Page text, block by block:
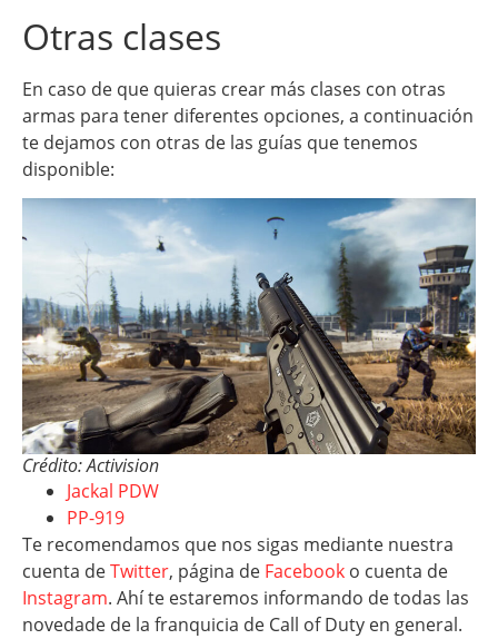
Otras clases
En caso de que quieras crear más clases con otras
armas para tener diferentes opciones, a continuación
te dejamos con otras de las guías que tenemos
disponible:
Crédito: Activision
Jackal PDW
PP-919
Te recomendamos que nos sigas mediante nuestra
cuenta deTwitter, página de Facebook o cuenta de
Instagram. Ahí te estaremos informando de todas las
novedade de la franquicia de Call of Duty en general.